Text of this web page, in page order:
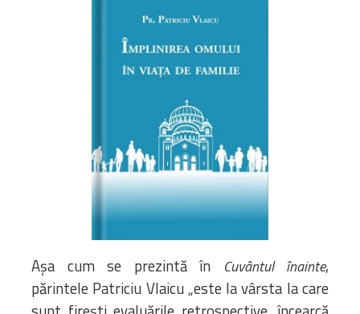
Centri
Cimiteri
Parrocchie
RISORSE
Apostolia Italia
Comunicati stampa
Gli Statuti e le leggi
Lettere pastorali
Biblioteca
Risorse multimediali
Opinioni Ortodosse
Dalla vita
della”famiglia” della
Așa cum se prezintă în Cuvântul înainte,
părintele Patriciu Vlaicu „este la vârsta la care